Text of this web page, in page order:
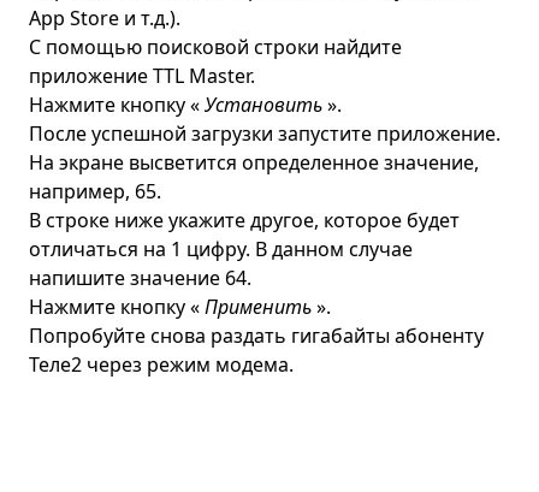
App Store и т.д.).
С помощью поисковой строки найдите
приложение TTL Master.
Нажмите кнопку «Установить».
После успешной загрузки запустите приложение.
На экране высветится определенное значение,
например, 65.
В строке ниже укажите другое, которое будет
отличаться на 1 цифру. В данном случае
напишите значение 64.
Нажмите кнопку «Применить».
Попробуйте снова раздать гигабайты абоненту
Теле2 через режим модема.